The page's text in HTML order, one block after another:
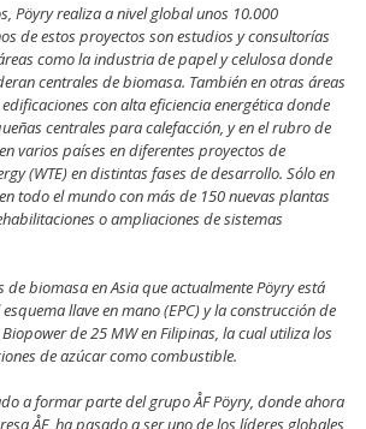
Pöyry realiza a nivel global unos 10.000
de estos proyectos son estudios y consultorías
como la industria de papel y celulosa donde
centrales de biomasa. También en otras áreas
con alta eficiencia energética donde
centrales para calefacción, y en el rubro de
varios países en diferentes proyectos de
(WTE) en distintas fases de desarrollo. Sólo en
todo el mundo con más de 150 nuevas plantas
o ampliaciones de sistemas
de biomasa en Asia que actualmente Pöyry está
llave en mano (EPC) y la construcción de
de 25 MW en Filipinas, la cual utiliza los
de azúcar como combustible.
a formar parte del grupo ÅF Pöyry, donde ahora
ÅF, ha pasado a ser uno de los líderes globales